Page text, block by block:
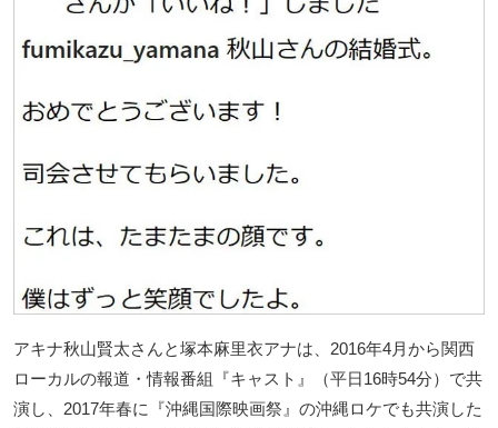
アキナ秋山賢太さんと塚本麻里衣アナは、2016年4月から関西
ローカルの報道・情報番組『キャスト』（平日16時54分）で共
演し、2017年春に『沖縄国際映画祭』の沖縄ロケでも共演した